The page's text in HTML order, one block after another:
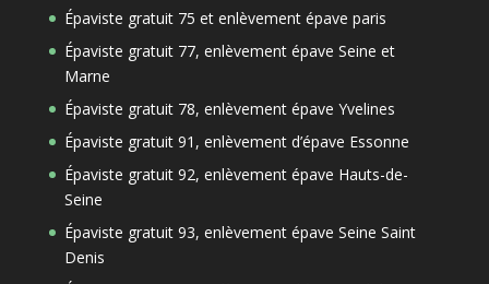
Épaviste gratuit 75 et enlèvement épave paris
Épaviste gratuit 77, enlèvement épave Seine et
Marne
Épaviste gratuit 78, enlèvement épave Yvelines
Épaviste gratuit 91, enlèvement d’épave Essonne
Épaviste gratuit 92, enlèvement épave Hauts-de-
Seine
Épaviste gratuit 93, enlèvement épave Seine Saint
Denis